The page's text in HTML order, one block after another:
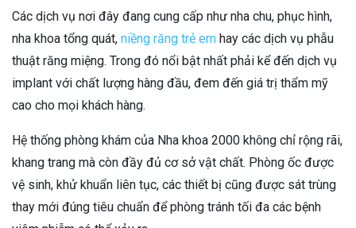
Các dịch vụ nơi đây đang cung cấp như nha chu, phục hình,
nha khoa tổng quát, niềng răng trẻ em hay các dịch vụ phẫu
thuật răng miệng. Trong đó nổi bật nhất phải kể đến dịch vụ
implant với chất lượng hàng đầu, đem đến giá trị thẩm mỹ
cao cho mọi khách hàng.
Hệ thống phòng khám của Nha khoa 2000 không chỉ rộng rãi,
khang trang mà còn đầy đủ cơ sở vật chất. Phòng ốc được
vệ sinh, khử khuẩn liên tục, các thiết bị cũng được sát trùng
thay mới đúng tiêu chuẩn để phòng tránh tối đa các bệnh